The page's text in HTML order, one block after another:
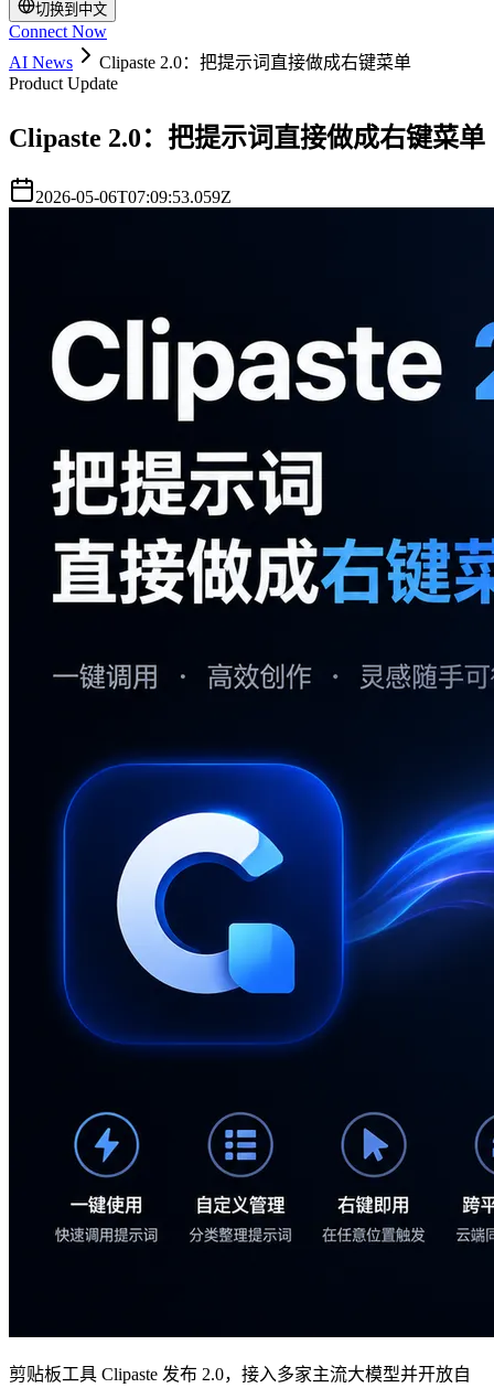
切换到中文
Connect Now
AI News
Clipaste 2.0：把提示词直接做成右键菜单
Product Update
Clipaste 2.0：把提示词直接做成右键菜单
2026-05-06T07:09:53.059Z
剪贴板工具 Clipaste 发布 2.0，接入多家主流大模型并开放自